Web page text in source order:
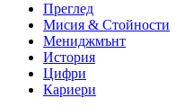
Преглед
Мисия & Стойности
Мениджмънт
История
Цифри
Кариери